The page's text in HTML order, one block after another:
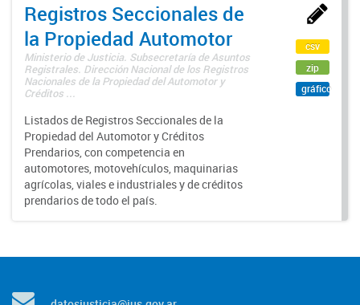
Registros Seccionales de
la Propiedad Automotor
Ministerio de Justicia. Subsecretaría de Asuntos
Registrales. Dirección Nacional de los Registros
Nacionales de la Propiedad del Automotor y
Créditos ...
Listados de Registros Seccionales de la
Propiedad del Automotor y Créditos
Prendarios, con competencia en
automotores, motovehículos, maquinarias
agrícolas, viales e industriales y de créditos
prendarios de todo el país.
csv
zip
gráfico